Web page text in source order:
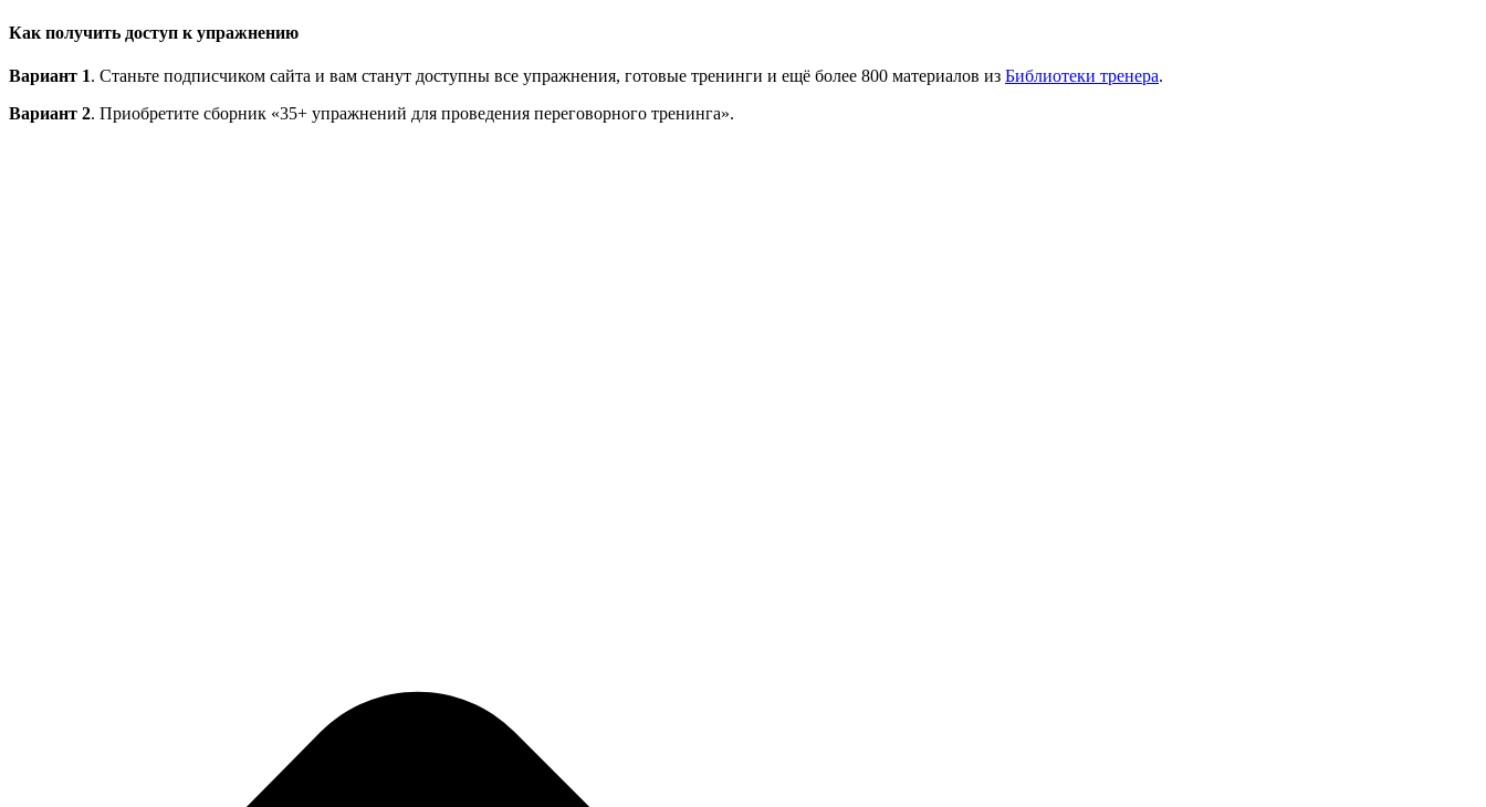
Как получить доступ к упражнению
Вариант 1. Станьте подписчиком сайта и вам станут доступны все упражнения, готовые тренинги и ещё более 800 материалов из Библиотеки тренера.
Вариант 2. Приобретите сборник «35+ упражнений для проведения переговорного тренинга».